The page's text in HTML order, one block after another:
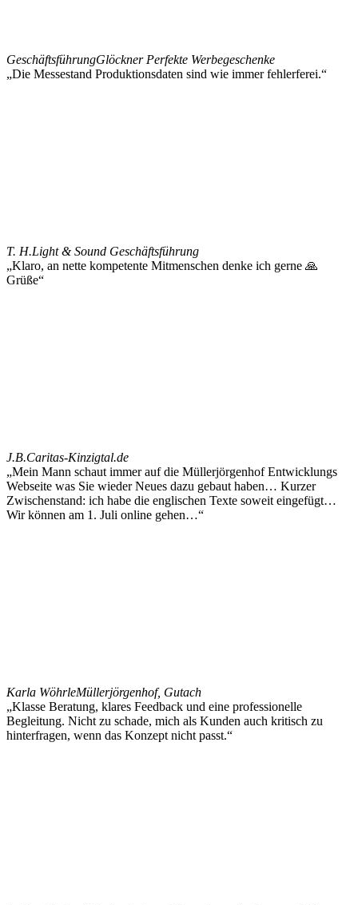
GeschäftsführungGlöckner Perfekte Werbegeschenke
„Die Messestand Produktionsdaten sind wie immer fehlerferei.“
T. H.Light & Sound Geschäftsführung
„Klaro, an nette kompetente Mitmenschen denke ich gerne 🙏
Grüße“
J.B.Caritas-Kinzigtal.de
„Mein Mann schaut immer auf die Müllerjörgenhof Entwicklungs
Webseite was Sie wieder Neues dazu gebaut haben… Kurzer
Zwischenstand: ich habe die englischen Texte soweit eingefügt…
Wir können am 1. Juli online gehen…“
Karla WöhrleMüllerjörgenhof, Gutach
„Klasse Beratung, klares Feedback und eine professionelle
Begleitung. Nicht zu schade, mich als Kunden auch kritisch zu
hinterfragen, wenn das Konzept nicht passt.“